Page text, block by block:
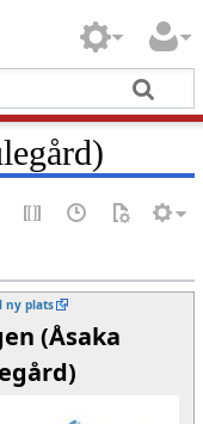
ny plats
(Åsaka